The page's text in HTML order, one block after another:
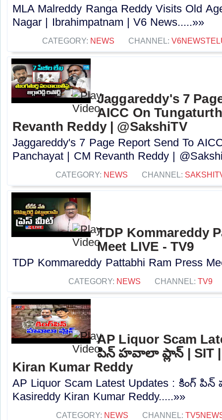
MLA Malreddy Ranga Reddy Visits Old
Nagar | Ibrahimpatnam | V6 News.....»»
CATEGORY: NEWS CHANNEL:
Jaggareddy's 7
AICC On
Revanth Reddy | @SakshiTV
Jaggareddy's 7 Page Report Send To
Panchayat | CM Revanth Reddy |
CATEGORY: NEWS CHANNEL:
TDP Kommareddy
Meet LIVE - TV9
TDP Kommareddy Pattabhi Ram Press
CATEGORY: NEWS CHANNEL: TV9
AP Liquor Scam
పిన్ హవాలా ప్లాన్ | SIT |
Kiran Kumar Reddy
AP Liquor Scam Latest Updates : కింగ్
Kasireddy Kiran Kumar Reddy.....»»
CATEGORY: NEWS CHANNEL: